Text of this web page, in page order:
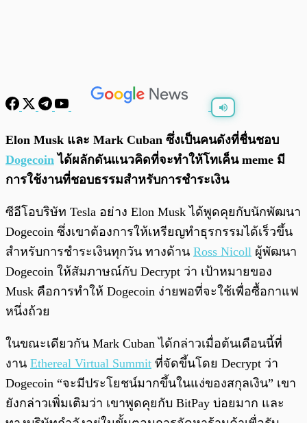
0:00
Elon Musk และ Mark Cuban ซึ่งเป็นคนดังที่ชื่นชอบ
Dogecoin ได้ผลักดันแนวคิดที่จะทำให้โทเค็น meme มี
การใช้งานที่ชอบธรรมสำหรับการชำระเงิน
ซีอีโอบริษัท Tesla อย่าง Elon Musk ได้พูดคุยกับนักพัฒนา
Dogecoin ซึ่งเขาต้องการให้เหรียญทำธุรกรรมได้เร็วขึ้น
สำหรับการชำระเงินทุกวัน ทางด้าน Ross Nicoll ผู้พัฒนา
Dogecoin ให้สัมภาษณ์กับ Decrypt ว่า เป้าหมายของ
Musk คือการทำให้ Dogecoin ง่ายพอที่จะใช้เพื่อซื้อกาแฟ
หนึ่งถ้วย
ในขณะเดียวกัน Mark Cuban ได้กล่าวเมื่อต้นเดือนนี้ที่
งาน Ethereal Virtual Summit ที่จัดขึ้นโดย Decrypt ว่า
Dogecoin “จะมีประโยชน์มากขึ้นในแง่ของสกุลเงิน” เขา
ยังกล่าวเพิ่มเติมว่า เขาพูดคุยกับ BitPay บ่อยมาก และ